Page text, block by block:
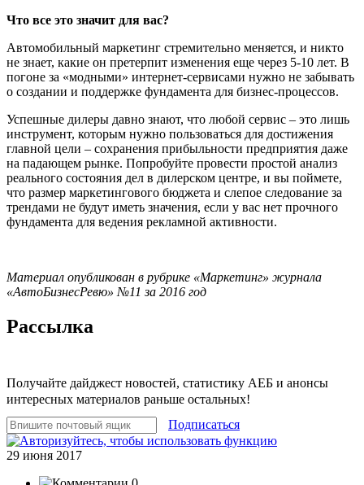
Что все это значит для вас?
Автомобильный маркетинг стремительно меняется, и никто
не знает, какие он претерпит изменения еще через 5-10 лет. В
погоне за «модными» интернет-сервисами нужно не забывать
о создании и поддержке фундамента для бизнес-процессов.
Успешные дилеры давно знают, что любой сервис – это лишь
инструмент, которым нужно пользоваться для достижения
главной цели – сохранения прибыльности предприятия даже
на падающем рынке. Попробуйте провести простой анализ
реального состояния дел в дилерском центре, и вы поймете,
что размер маркетингового бюджета и слепое следование за
трендами не будут иметь значения, если у вас нет прочного
фундамента для ведения рекламной активности.
Материал опубликован в рубрике «Маркетинг» журнала
«АвтоБизнесРевю» №11 за 2016 год
Рассылка
Получайте дайджест новостей, статистику АЕБ и анонсы
интересных материалов раньше остальных!
Подписаться
29 июня 2017